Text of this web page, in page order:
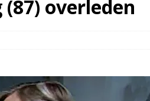
overleden